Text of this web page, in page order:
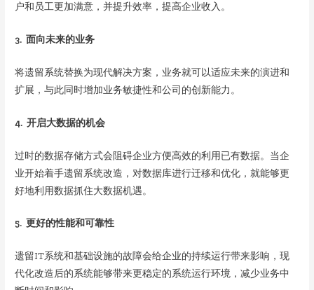
户和员工更加满意，并提升效率，提高企业收入。
3. 面向未来的业务
将遗留系统替换为现代解决方案，业务就可以适应未来的演进和
扩展，与此同时增加业务敏捷性和公司的创新能力。
4. 开启大数据的机会
过时的数据存储方式会阻碍企业方便高效的利用已有数据。当企
业开始着手遗留系统改造，对数据库进行迁移和优化，就能够更
好地利用数据抓住大数据机遇。
5. 更好的性能和可靠性
遗留IT系统和基础设施的故障会给企业的持续运行带来影响，现
代化改造后的系统能够带来更稳定的系统运行环境，减少业务中